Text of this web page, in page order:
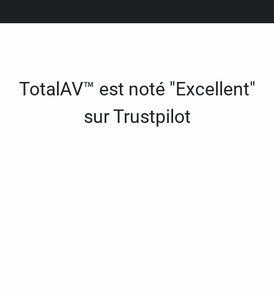
TotalAV™ est noté "Excellent"
sur Trustpilot